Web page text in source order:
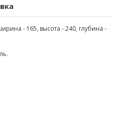
- 165, высота - 240, глубина -